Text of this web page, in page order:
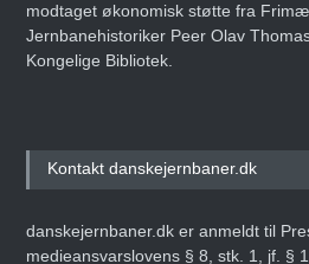
modtaget økonomisk støtte fra
Jernbanehistoriker Peer Olav
Kongelige Bibliotek.
Kontakt danskejernbaner.dk
danskejernbaner.dk er anmeldt til
medieansvarslovens § 8, stk. 1, jf. §